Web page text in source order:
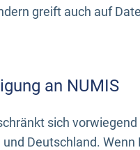
greift auch auf
an NUMIS
sich
Deutschland.